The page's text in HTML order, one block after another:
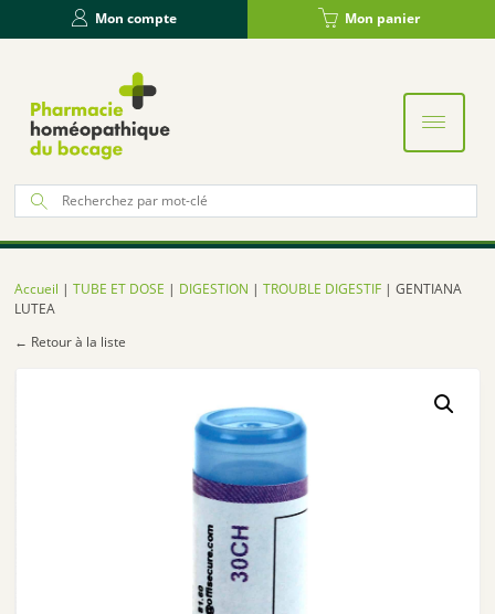
Mon compte Mon panier
:
Accueil |TUBE ET DOSE | DIGESTION |TROUBLE DIGESTIF | GENTIANA
LUTEA
← Retour à la liste
Panneau de gestion des cookies